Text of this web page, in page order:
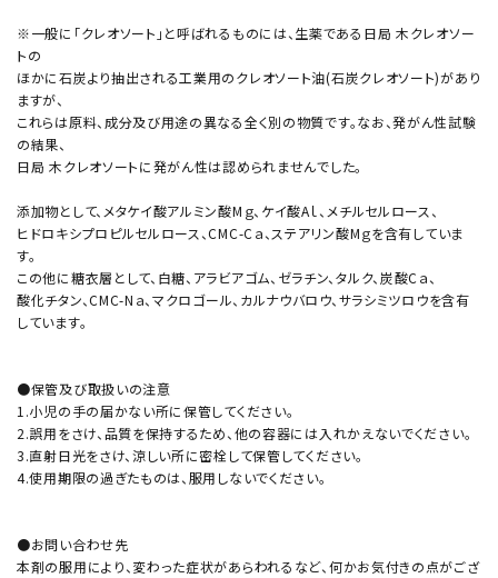
※一般に「クレオソート」と呼ばれるものには、生薬である日局 木クレオソー
トの
ほかに石炭より抽出される工業用のクレオソート油(石炭クレオソート)があり
ますが、
これらは原料、成分及び用途の異なる全く別の物質です。なお、発がん性試験
の結果、
日局 木クレオソートに発がん性は認められませんでした。
添加物として、メタケイ酸アルミン酸Mｇ、ケイ酸Aｌ、メチルセルロース、
ヒドロキシプロピルセルロース、CMC-Cａ、ステアリン酸Mｇを含有していま
す。
この他に糖衣層として、白糖、アラビアゴム、ゼラチン、タルク、炭酸Cａ、
酸化チタン、CMC-Nａ、マクロゴール、カルナウバロウ、サラシミツロウを含有
しています。
●保管及び取扱いの注意
1.小児の手の届かない所に保管してください。
2.誤用をさけ、品質を保持するため、他の容器には入れかえないでください。
3.直射日光をさけ、涼しい所に密栓して保管してください。
4.使用期限の過ぎたものは、服用しないでください。
●お問い合わせ先
本剤の服用により、変わった症状があらわれるなど、何かお気付きの点がござ